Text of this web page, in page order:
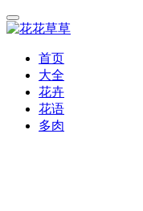
首页
大全
花卉
花语
多肉